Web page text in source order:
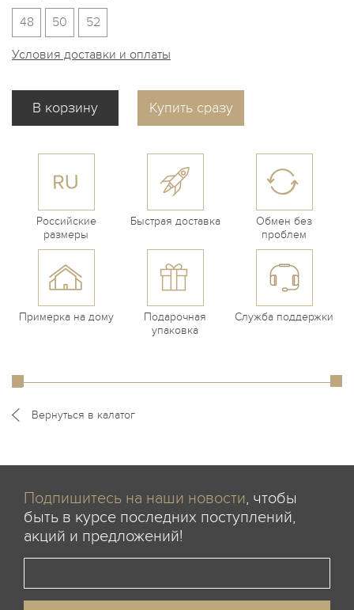
48
50 52
Условия доставки и оплаты
Купить сразу
Российские
размеры
Быстрая доставка
Обмен без
проблем
Примерка на дому
Подарочная
упаковка
Служба поддержки
Вернуться в калатог
Подпишитесь на наши новости, чтобы
быть в курсе последних поступлений,
акций и предложений!